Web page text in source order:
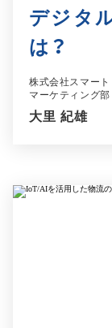
デジタ
は？
株式会社スマー
マーケティング
大里 紀雄